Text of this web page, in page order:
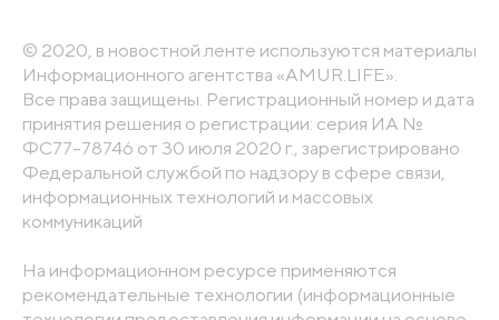
© 2020, в новостной ленте используются материалы
Информационного агентства «AMUR.LIFE».
Все права защищены. Регистрационный номер и дата
принятия решения о регистрации: серия ИА №
ФС77-78746 от 30 июля 2020 г., зарегистрировано
Федеральной службой по надзору в сфере связи,
информационных технологий и массовых
коммуникаций
На информационном ресурсе применяются
рекомендательные технологии (информационные